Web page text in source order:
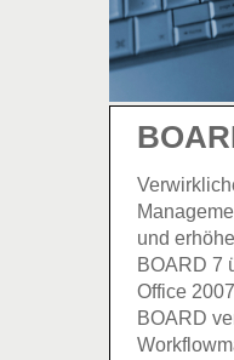
und
BOARD 7
Office
BOARD